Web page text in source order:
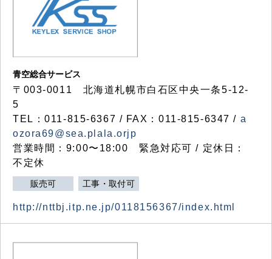
青空総合サービス
〒003-0011 北海道札幌市白石区中央一条5-12-
5
TEL：011-815-6367 / FAX：011-815-6347 / a
ozora69@sea.plala.orjp
営業時間：9:00〜18:00 緊急対応可 / 定休日：
不定休
販売可 工事・取付可
http://nttbj.itp.ne.jp/0118156367/index.html